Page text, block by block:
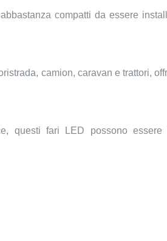
compatti da essere
camion, caravan e trattori,
questi fari LED possono